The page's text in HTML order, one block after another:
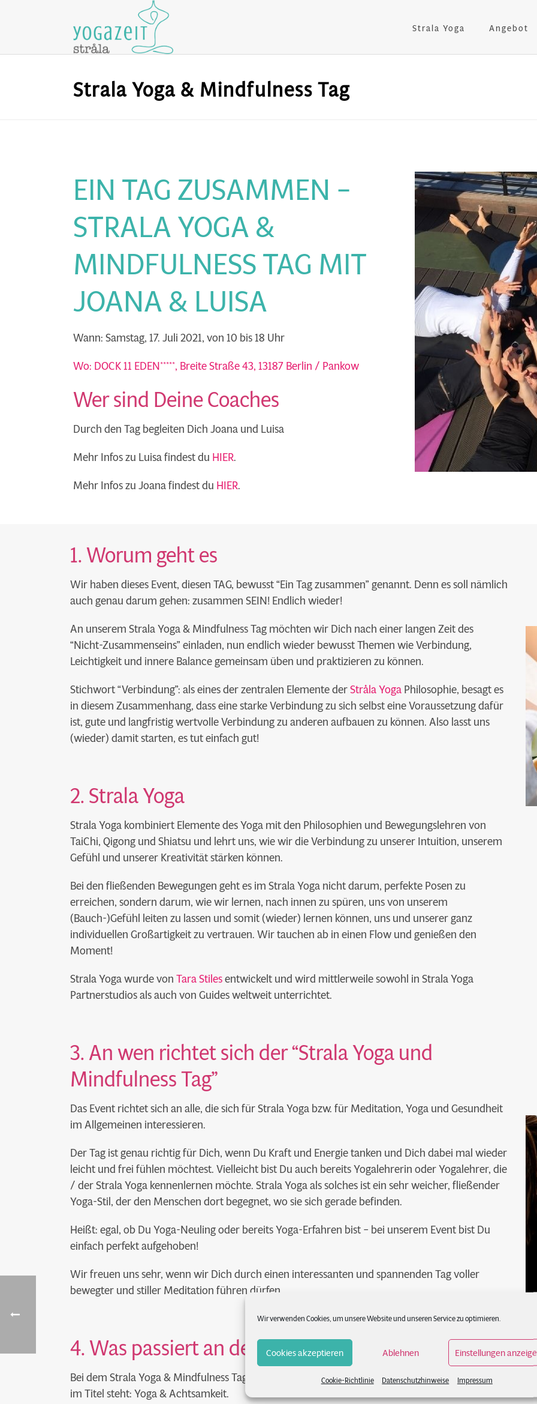
Wir verwenden Cookies, um unsere Website und unseren Service zu optimieren.
Cookies akzeptieren Ablehnen Einstellungen
Cookie-Richtlinie Datenschutzhinweise Impressum
Strala Yoga Angebot
Strala Yoga & Mindfulness Tag
EIN TAG ZUSAMMEN –
STRALA YOGA &
MINDFULNESS TAG MIT
JOANA & LUISA
Wann: Samstag, 17. Juli 2021, von 10 bis 18 Uhr
Wo: DOCK 11 EDEN*****, Breite Straße 43, 13187 Berlin / Pankow
Wer sind Deine Coaches
Durch den Tag begleiten Dich Joana und Luisa
Mehr Infos zu Luisa findest du HIER.
Mehr Infos zu Joana findest du HIER.
1. Worum geht es
Wir haben dieses Event, diesen TAG, bewusst “Ein Tag zusammen” genannt. Denn es soll nämlich
auch genau darum gehen: zusammen SEIN! Endlich wieder!
An unserem Strala Yoga & Mindfulness Tag möchten wir Dich nach einer langen Zeit des
“Nicht-Zusammenseins” einladen, nun endlich wieder bewusst Themen wie Verbindung,
Leichtigkeit und innere Balance gemeinsam üben und praktizieren zu können.
Stichwort “Verbindung”: als eines der zentralen Elemente derStråla YogaPhilosophie, besagt es
in diesem Zusammenhang, dass eine starke Verbindung zu sich selbst eine Voraussetzung dafür
ist, gute und langfristig wertvolle Verbindung zu anderen aufbauen zu können. Also lasst uns
(wieder) damit starten, es tut einfach gut!
2. Strala Yoga
Strala Yoga kombiniert Elemente des Yoga mit den Philosophien und Bewegungslehren von
TaiChi, Qigong und Shiatsu und lehrt uns, wie wir die Verbindung zu unserer Intuition, unserem
Gefühl und unserer Kreativität stärken können.
Bei den fließenden Bewegungen geht es im Strala Yoga nicht darum, perfekte Posen zu
erreichen, sondern darum, wie wir lernen, nach innen zu spüren, uns von unserem
(Bauch-)Gefühl leiten zu lassen und somit (wieder) lernen können, uns und unserer ganz
individuellen Großartigkeit zu vertrauen. Wir tauchen ab in einen Flow und genießen den
Moment!
Strala Yoga wurde vonTara Stilesentwickelt und wird mittlerweile sowohl in Strala Yoga
Partnerstudios als auch von Guides weltweit unterrichtet.
3. An wen richtet sich der “Strala Yoga und
Mindfulness Tag”
Das Event richtet sich an alle, die sich für Strala Yoga bzw. für Meditation, Yoga und Gesundheit
im Allgemeinen interessieren.
Der Tag ist genau richtig für Dich, wenn Du Kraft und Energie tanken und Dich dabei mal wieder
leicht und frei fühlen möchtest. Vielleicht bist Du auch bereits Yogalehrerin oder Yogalehrer, die
/ der Strala Yoga kennenlernen möchte. Strala Yoga als solches ist ein sehr weicher, fließender
Yoga-Stil, der den Menschen dort begegnet, wo sie sich gerade befinden.
Heißt: egal, ob Du Yoga-Neuling oder bereits Yoga-Erfahren bist – bei unserem Event bist Du
einfach perfekt aufgehoben!
Wir freuen uns sehr, wenn wir Dich durch einen interessanten und spannenden Tag voller
bewegter und stiller Meditation führen dürfen.
4. Was passiert an dem Tag
Bei dem Strala Yoga & Mindfulness Tag möchten wir genau das mit Euch praktizieren, was auch
im Titel steht: Yoga & Achtsamkeit.